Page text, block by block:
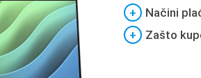
+
Načini
+
Zašto